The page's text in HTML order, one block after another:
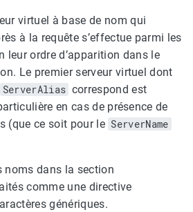
virtuel à base de nom qui
à la requête s’effectue parmi les
leur ordre d’apparition dans le
Le premier serveur virtuel dont
ServerAlias correspond est
en cas de présence de
(que ce soit pour le ServerName
noms dans la section
comme une directive
génériques.